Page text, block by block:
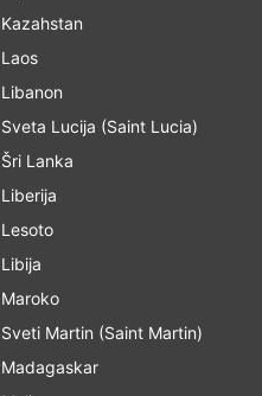
Kazahstan
Laos
Libanon
Sveta Lucija (Saint Lucia)
Šri Lanka
Liberija
Lesoto
Libija
Maroko
Sveti Martin (Saint Martin)
Madagaskar